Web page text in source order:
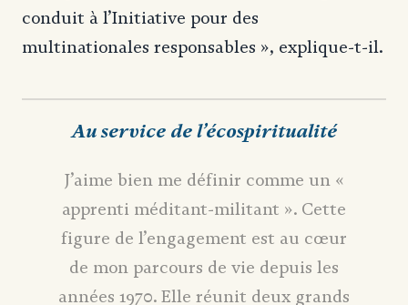
conduit à l’Initiative pour des
multinationales responsables », explique-t-il.
Au service de l’écospiritualité
J’aime bien me définir comme un «
apprenti méditant-militant ». Cette
figure de l’engagement est au cœur
de mon parcours de vie depuis les
années 1970. Elle réunit deux grands